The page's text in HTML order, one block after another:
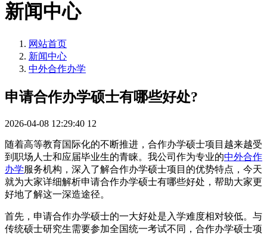
新闻中心
网站首页
新闻中心
中外合作办学
申请合作办学硕士有哪些好处?
2026-04-08 12:29:40 12
随着高等教育国际化的不断推进，合作办学硕士项目越来越受
到职场人士和应届毕业生的青睐。我公司作为专业的中外合作
办学服务机构，深入了解合作办学硕士项目的优势特点，今天
就为大家详细解析申请合作办学硕士有哪些好处，帮助大家更
好地了解这一深造途径。
首先，申请合作办学硕士的一大好处是入学难度相对较低。与
传统硕士研究生需要参加全国统一考试不同，合作办学硕士项